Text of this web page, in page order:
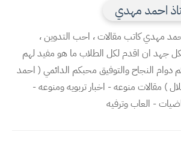
احمد مهدي
مهدي كاتب مقالات ، احب التدوين ،
جهد ان اقدم لكل الطلاب ما هو مفيد لهم
دوام النجاح والتوفيق محبكم الدائمي ( احمد
) مقالات منوعه - اخبار تربويه ومنوعه -
- العاب وترفيه